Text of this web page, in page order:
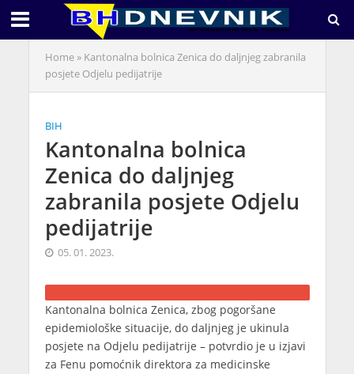
Home» Kantonalna bolnica Zenica do daljnjeg zabranila
posjete Odjelu pedijatrije
BIH
Kantonalna bolnica
Zenica do daljnjeg
zabranila posjete Odjelu
pedijatrije
05. 01. 2023.
Kantonalna bolnica Zenica, zbog pogoršane
epidemiološke situacije, do daljnjeg je ukinula
posjete na Odjelu pedijatrije – potvrdio je u izjavi
za Fenu pomoćnik direktora za medicinske